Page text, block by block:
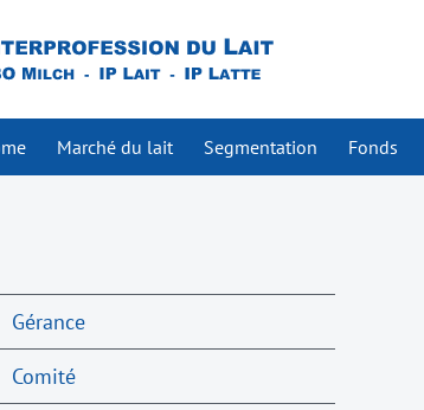
Marché du lait Segmentation Fonds
Gérance
Comité